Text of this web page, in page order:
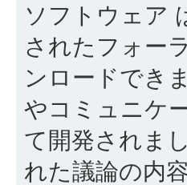
ソフトウェア
されたフォー
ンロードでき
やコミュニケ
て開発されま
れた議論の内